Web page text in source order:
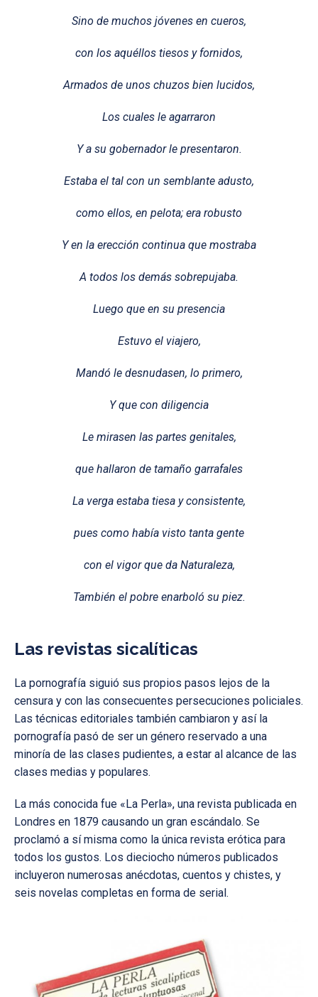
Sino de muchos jóvenes en cueros,
con los aquéllos tiesos y fornidos,
Armados de unos chuzos bien lucidos,
Los cuales le agarraron
Y a su gobernador le presentaron.
Estaba el tal con un semblante adusto,
como ellos, en pelota; era robusto
Y en la erección continua que mostraba
A todos los demás sobrepujaba.
Luego que en su presencia
Estuvo el viajero,
Mandó le desnudasen, lo primero,
Y que con diligencia
Le mirasen las partes genitales,
que hallaron de tamaño garrafales
La verga estaba tiesa y consistente,
pues como había visto tanta gente
con el vigor que da Naturaleza,
También el pobre enarboló su piez.
Las revistas sicalíticas
La pornografía siguió sus propios pasos lejos de la
censura y con las consecuentes persecuciones policiales.
Las técnicas editoriales también cambiaron y así la
pornografía pasó de ser un género reservado a una
minoría de las clases pudientes, a estar al alcance de las
clases medias y populares.
La más conocida fue «La Perla», una revista publicada en
Londres en 1879 causando un gran escándalo. Se
proclamó a sí misma como la única revista erótica para
todos los gustos. Los dieciocho números publicados
incluyeron numerosas anécdotas, cuentos y chistes, y
seis novelas completas en forma de serial.